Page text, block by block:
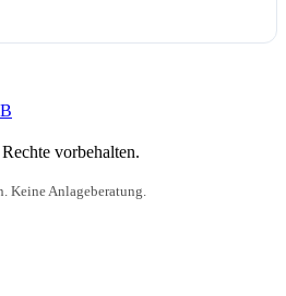
vorbehalten.
Keine Anlageberatung.